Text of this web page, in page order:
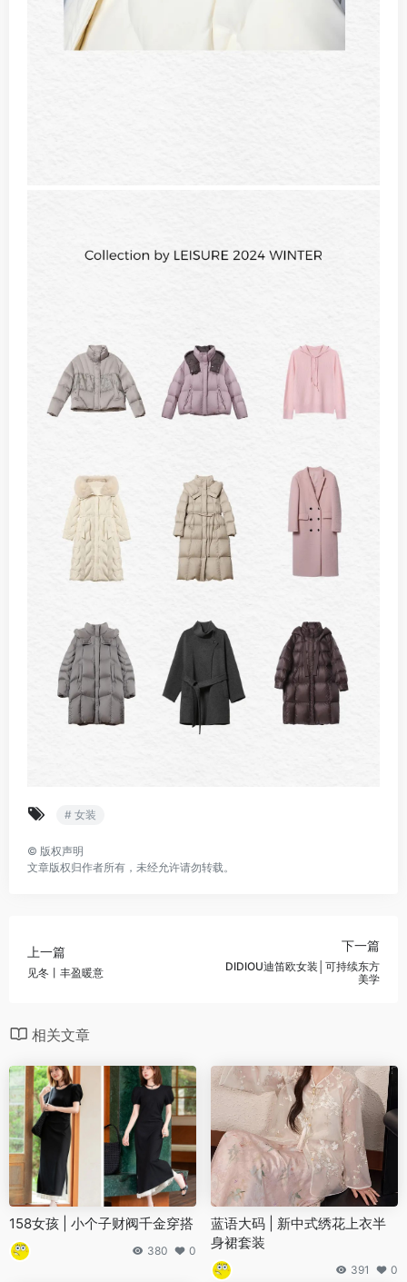
# 女装
© 版权声明
文章版权归作者所有，未经允许请勿转载。
上一篇
见冬丨丰盈暖意
下一篇
DIDIOU迪笛欧女装│可持续东方
美学
相关文章
158女孩 | 小个子财阀千金穿搭
380 0
蓝语大码 | 新中式绣花上衣半
身裙套装
391 0